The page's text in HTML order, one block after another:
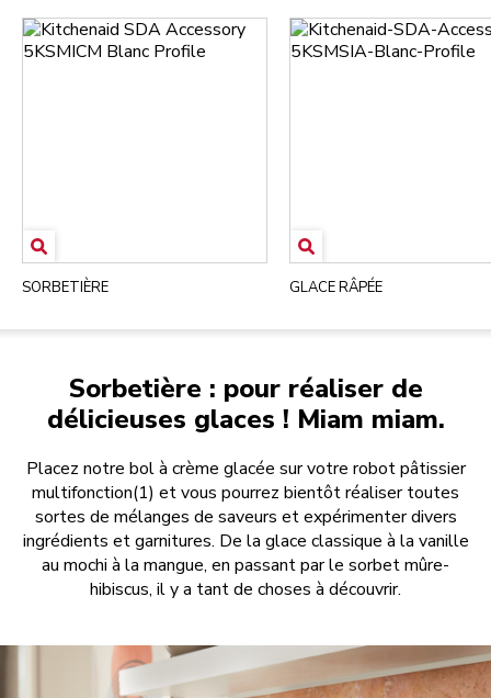
SORBETIÈRE GLACE RÂPÉE
Sorbetière : pour réaliser de
délicieuses glaces ! Miam miam.
Placez notre bol à crème glacée sur votre robot pâtissier
multifonction(1) et vous pourrez bientôt réaliser toutes
sortes de mélanges de saveurs et expérimenter divers
ingrédients et garnitures. De la glace classique à la vanille
au mochi à la mangue, en passant par le sorbet mûre-
hibiscus, il y a tant de choses à découvrir.